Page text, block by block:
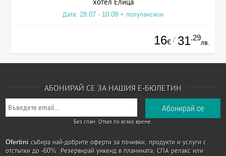
Дата: 28.07 - 10.09 + полупансион
16€ / 31.29
лв.
АБОНИРАЙ СЕ ЗА НАШИЯ Е-БЮЛЕТИН
Без спам. Отказ по всяко време.
Ofertini събира най-добрите оферти за почивки, продукти и услуги с
отстъпки до -60%. Резервирай уикенд в планината, СПА релакс или